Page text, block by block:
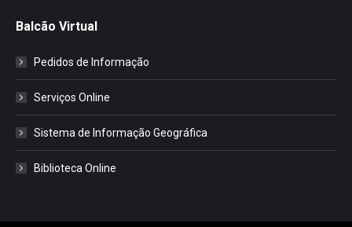
Balcão Virtual
Pedidos de Informação
Serviços Online
Sistema de Informação Geográfica
Biblioteca Online